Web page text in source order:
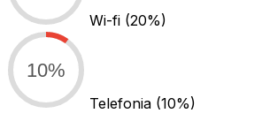
Wi-fi (20%)
10%
Telefonia (10%)